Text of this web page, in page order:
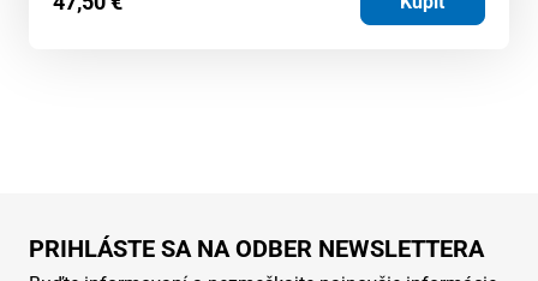
PRIHLÁSTE SA NA ODBER NEWSLETTERA